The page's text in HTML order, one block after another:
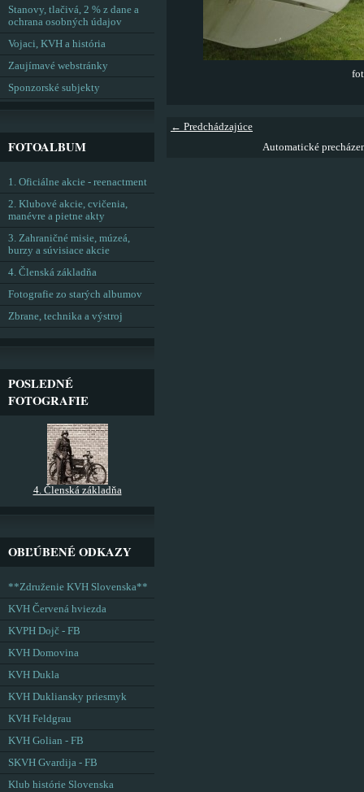
← Predchádzajúce
Automatické
Stanovy, tlačivá, 2 % z dane a
ochrana osobných údajov
Vojaci, KVH a história
Zaujímavé webstránky
Sponzorské subjekty
FOTOALBUM
1. Oficiálne akcie - reenactment
2. Klubové akcie, cvičenia,
manévre a pietne akty
3. Zahraničné misie, múzeá,
burzy a súvisiace akcie
4. Členská základňa
Fotografie zo starých albumov
Zbrane, technika a výstroj
POSLEDNÉ
FOTOGRAFIE
4. Členská základňa
OBĽÚBENÉ ODKAZY
**Združenie KVH Slovenska**
KVH Červená hviezda
KVPH Dojč - FB
KVH Domovina
KVH Dukla
KVH Dukliansky priesmyk
KVH Feldgrau
KVH Golian - FB
SKVH Gvardija - FB
Klub histórie Slovenska